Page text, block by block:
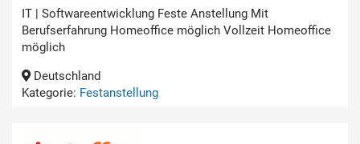
IT | Softwareentwicklung Feste Anstellung Mit
Berufserfahrung Homeoffice möglich Vollzeit Homeoffice
möglich
Deutschland
Kategorie: Festanstellung